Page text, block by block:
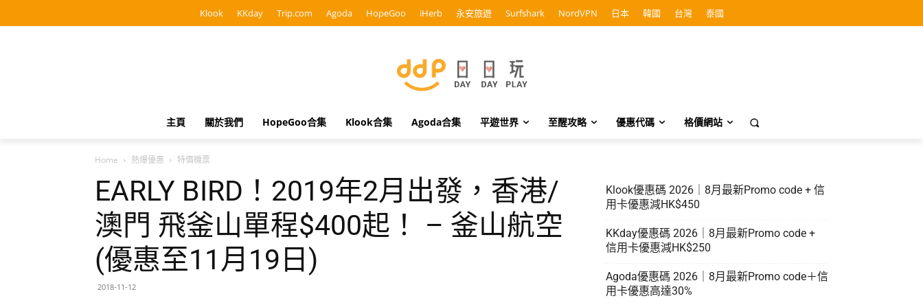
Klook KKday Trip.com Agoda HopeGoo iHerb 永安旅遊 Surfshark NordVPN 日本 韓國 台灣 泰國
主頁 關於我們 HopeGoo合集 Klook合集 Agoda合集 平遊世界 至醒攻略 優惠代碼 格價網站
Home 熱爆優惠 特價機票
EARLY BIRD！2019年2月出發，香港/
澳門 飛釜山單程$400起！ – 釜山航空
(優惠至11月19日)
2018-11-12
Klook優惠碼 2026｜8月最新Promo code + 信
用卡優惠減HK$450
KKday優惠碼 2026｜8月最新Promo code +
信用卡優惠減HK$250
Agoda優惠碼 2026｜8月最新Promo code＋信
用卡優惠高達30%